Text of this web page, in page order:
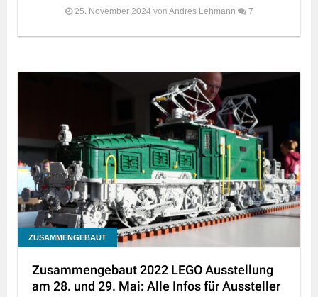
25. November 2024 von Andres Lehmann 7
ZUSAMMENGEBAUT
Zusammengebaut 2022 LEGO Ausstellung
am 28. und 29. Mai: Alle Infos für Aussteller